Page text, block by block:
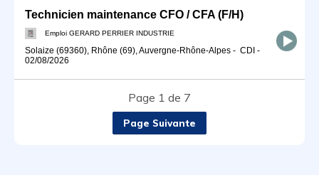
Technicien maintenance CFO / CFA (F/H)
Emploi GERARD PERRIER INDUSTRIE
Solaize (69360), Rhône (69), Auvergne-Rhône-Alpes - CDI -
02/08/2026
Page 1 de 7
Page Suivante